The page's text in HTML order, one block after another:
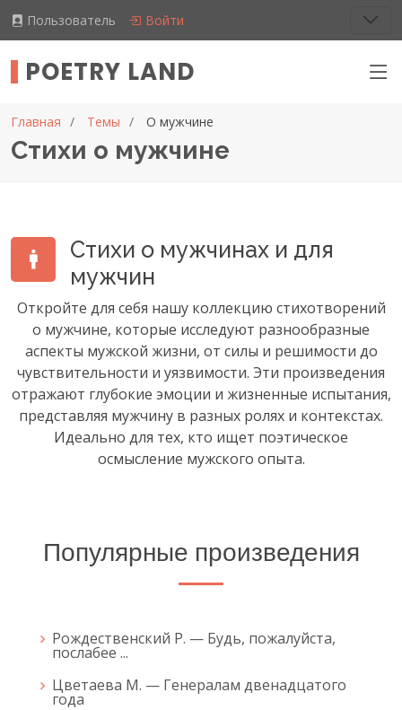
Пользователь Войти
POETRY LAND
Главная Темы О мужчине
Стихи о мужчине
Стихи о мужчинах и для
мужчин
Откройте для себя нашу коллекцию стихотворений
о мужчине, которые исследуют разнообразные
аспекты мужской жизни, от силы и решимости до
чувствительности и уязвимости. Эти произведения
отражают глубокие эмоции и жизненные испытания,
представляя мужчину в разных ролях и контекстах.
Идеально для тех, кто ищет поэтическое
осмысление мужского опыта.
Популярные произведения
Рождественский Р. — Будь, пожалуйста,
послабее ...
Цветаева М. — Генералам двенадцатого
года